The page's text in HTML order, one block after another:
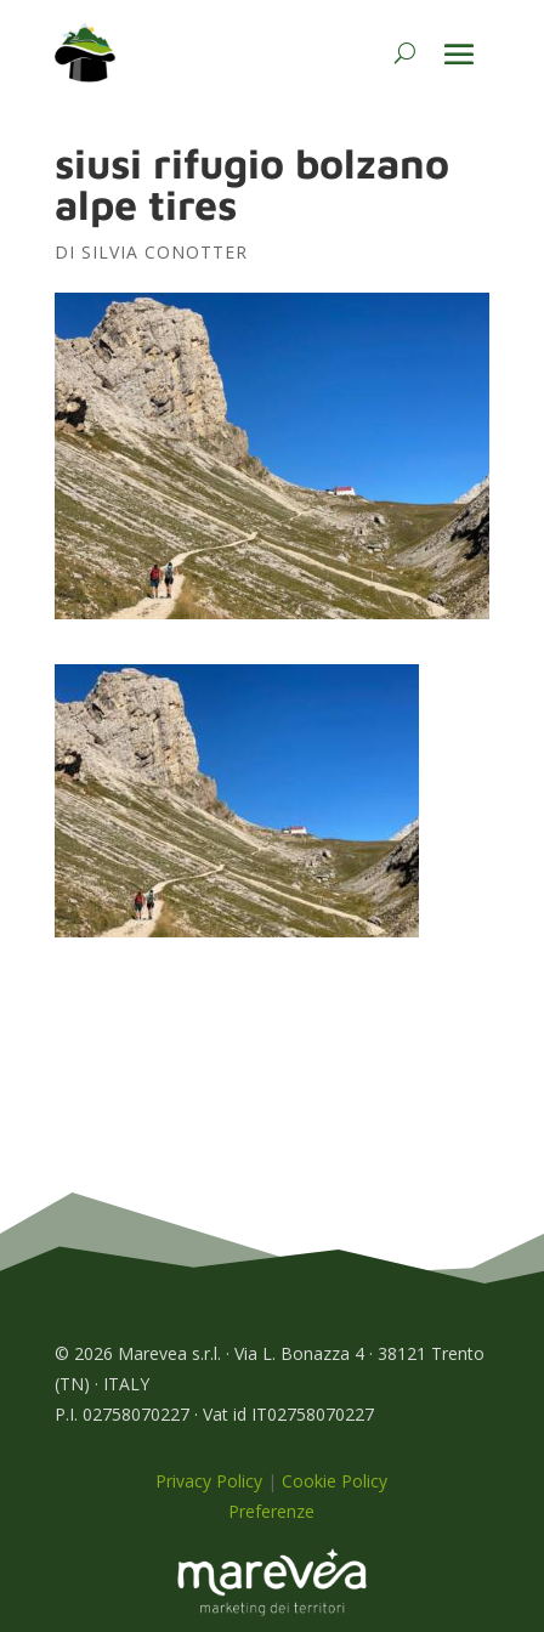
siusi rifugio bolzano
alpe tires
DI SILVIA CONOTTER
© 2026 Marevea s.r.l. · Via L. Bonazza 4 · 38121 Trento
(TN) · ITALY
P.I. 02758070227 · Vat id IT02758070227
Privacy Policy | Cookie Policy
Preferenze